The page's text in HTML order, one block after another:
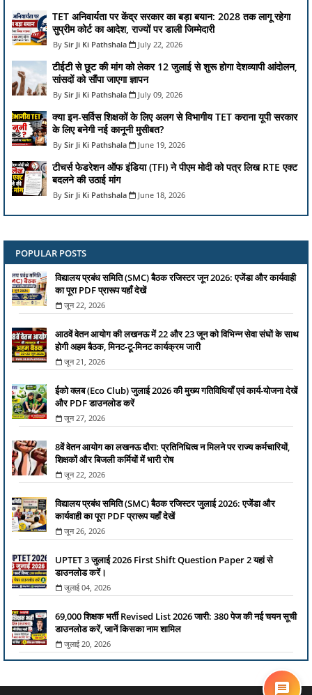
TET अनिवार्यता पर केंद्र सरकार का बड़ा बयान: 2028 तक लागू रहेगा
सुप्रीम कोर्ट का आदेश, राज्यों पर डाली जिम्मेदारी
Sir Ji Ki Pathshala July 22, 2026
टीईटी से छूट की मांग को लेकर 12 जुलाई से शुरू होगा देशव्यापी आंदोलन,
सांसदों को सौंपा जाएगा ज्ञापन
Sir Ji Ki Pathshala July 09, 2026
क्या इन-सर्विस शिक्षकों के लिए अलग से विभागीय TET कराना यूपी सरकार
के लिए बनेगी नई कानूनी मुसीबत?
Sir Ji Ki Pathshala June 19, 2026
टीचर्स फेडरेशन ऑफ इंडिया (TFI) ने पीएम मोदी को पत्र लिख RTE एक्ट
बदलने की उठाई मांग
Sir Ji Ki Pathshala June 18, 2026
POPULAR POSTS
विद्यालय प्रबंध समिति (SMC) बैठक रजिस्टर जून 2026: एजेंडा और कार्यवाही
का पूरा PDF प्रारूप यहाँ देखें
जून 22, 2026
आठवें वेतन आयोग की लखनऊ में 22 और 23 जून को विभिन्न सेवा संघों के साथ
होगी अहम बैठक, मिनट-टू-मिनट कार्यक्रम जारी
जून 21, 2026
ईको क्लब (Eco Club) जुलाई 2026 की मुख्य गतिविधियाँ एवं कार्य-योजना देखें
और PDF डाउनलोड करें
जून 27, 2026
8वें वेतन आयोग का लखनऊ दौरा: प्रतिनिधित्व न मिलने पर राज्य कर्मचारियों,
शिक्षकों और बिजली कर्मियों में भारी रोष
जून 22, 2026
विद्यालय प्रबंध समिति (SMC) बैठक रजिस्टर जुलाई 2026: एजेंडा और
कार्यवाही का पूरा PDF प्रारूप यहाँ देखें
जून 26, 2026
UPTET 3 जुलाई 2026 First Shift Question Paper 2 यहां से
डाउनलोड करें।
जुलाई 04, 2026
69,000 शिक्षक भर्ती Revised List 2026 जारी: 380 पेज की नई चयन सूची
डाउनलोड करें, जानें किसका नाम शामिल
जुलाई 20, 2026